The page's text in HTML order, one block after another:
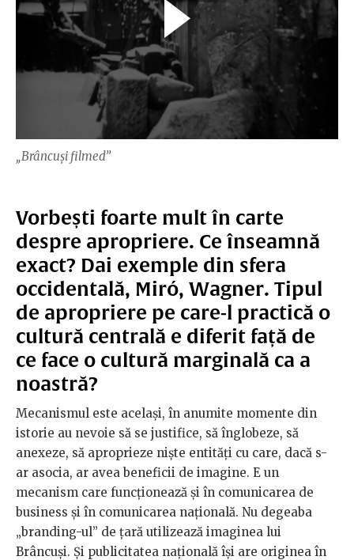
„Brâncuși filmed”
Vorbești foarte mult în carte
despre apropriere. Ce înseamnă
exact? Dai exemple din sfera
occidentală, Miró, Wagner. Tipul
de apropriere pe care-l practică o
cultură centrală e diferit față de
ce face o cultură marginală ca a
noastră?
Mecanismul este același, în anumite momente din
istorie au nevoie să se justifice, să înglobeze, să
anexeze, să aproprieze niște entități cu care, dacă s-
ar asocia, ar avea beneficii de imagine. E un
mecanism care funcționează și în comunicarea de
business și în comunicarea națională. Nu degeaba
„branding-ul” de țară utilizează imaginea lui
Brâncuși. Și publicitatea națională își are originea în